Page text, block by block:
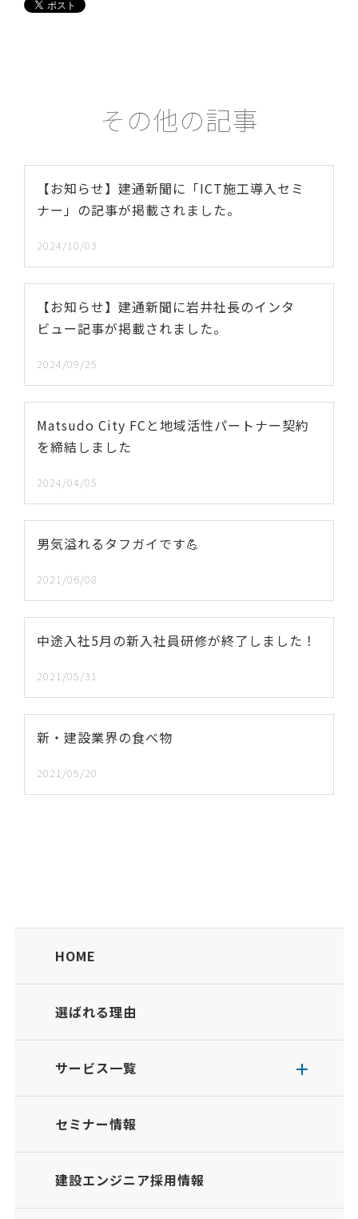
その他の記事
【お知らせ】建通新聞に「ICT施工導入セミ
ナー」の記事が掲載されました。
2024/10/03
【お知らせ】建通新聞に岩井社長のインタ
ビュー記事が掲載されました。
2024/09/25
Matsudo City FCと地域活性パートナー契約
を締結しました
2024/04/05
男気溢れるタフガイです💪
2021/06/08
中途入社5月の新入社員研修が終了しました！
2021/05/31
新・建設業界の食べ物
2021/05/20
HOME
選ばれる理由
サービス一覧
セミナー情報
建設エンジニア採用情報